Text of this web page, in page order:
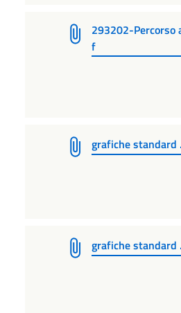
293202-Percorso
f
grafiche standard
grafiche standard